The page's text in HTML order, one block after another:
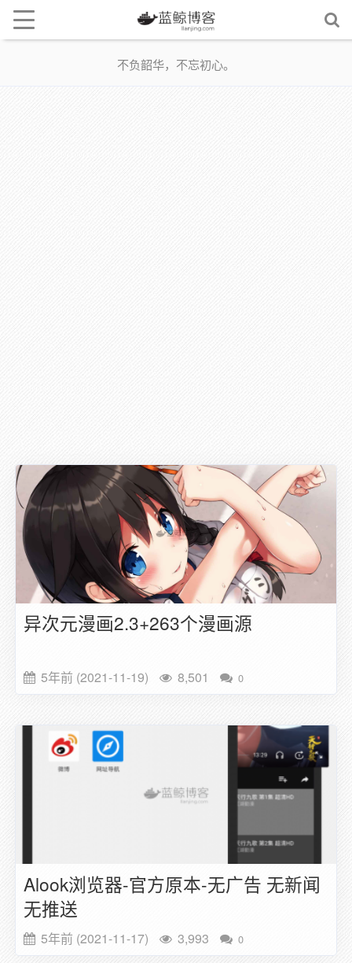
不负韶华，不忘初心。
异次元漫画2.3+263个漫画源
5年前 (2021-11-19) 8,501 0
Alook浏览器-官方原本-无广告 无新闻
无推送
5年前 (2021-11-17) 3,993 0